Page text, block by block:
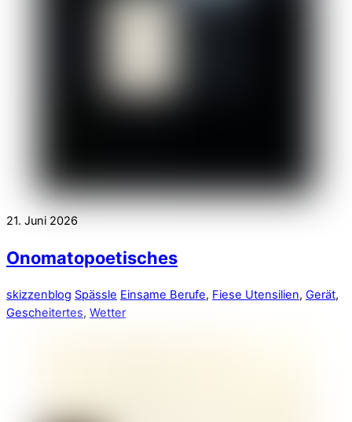
21. Juni 2026
Onomatopoetisches
skizzenblog Spässle Einsame Berufe, Fiese Utensilien, Gerät,
Gescheitertes, Wetter